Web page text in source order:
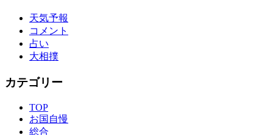
天気予報
コメント
占い
大相撲
カテゴリー
TOP
お国自慢
総合